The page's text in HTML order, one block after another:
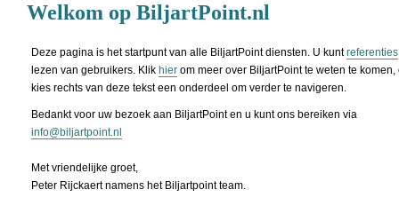
Welkom op BiljartPoint.nl
Deze pagina is het startpunt van alle BiljartPoint diensten. U kuntreferenties
lezen van gebruikers. Klik hier om meer over BiljartPoint te weten te komen,
kies rechts van deze tekst een onderdeel om verder te navigeren.
Bedankt voor uw bezoek aan BiljartPoint en u kunt ons bereiken via
info@biljartpoint.nl
Met vriendelijke groet,
Peter Rijckaert namens het Biljartpoint team.